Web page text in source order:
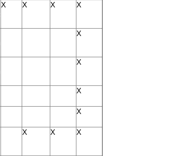
X X X X
X
X
X
X
X X X